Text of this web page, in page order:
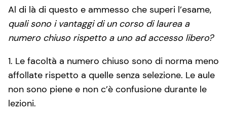
Al di là di questo e ammesso che superi l’esame,
quali sono i vantaggi di un corso di laurea a
numero chiuso rispetto a uno ad accesso libero?
1. Le facoltà a numero chiuso sono di norma meno
affollate rispetto a quelle senza selezione. Le aule
non sono piene e non c’è confusione durante le
lezioni.